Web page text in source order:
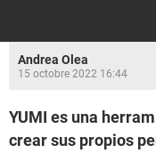
Andrea Olea
15 octobre 2022 16:44
YUMI es una
crear sus propios